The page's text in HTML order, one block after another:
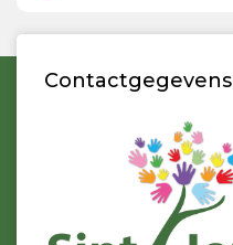
Contactgegevens